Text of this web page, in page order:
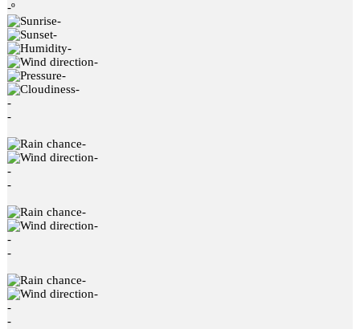
-º
-
-
-
-
-
-
-
-
-
-
-
-
-
-
-
-
-
-
-
-